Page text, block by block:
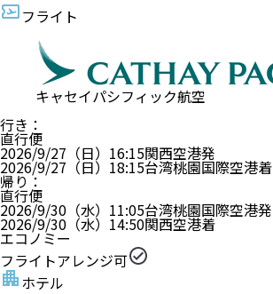
フライト
キャセイパシフィック航空
行き ：
直行便
2026/9/27（日） 16:15関西空港発
2026/9/27（日） 18:15台湾桃園国際空港着
帰り ：
直行便
2026/9/30（水） 11:05台湾桃園国際空港発
2026/9/30（水） 14:50関西空港着
エコノミー
フライトアレンジ可
ホテル